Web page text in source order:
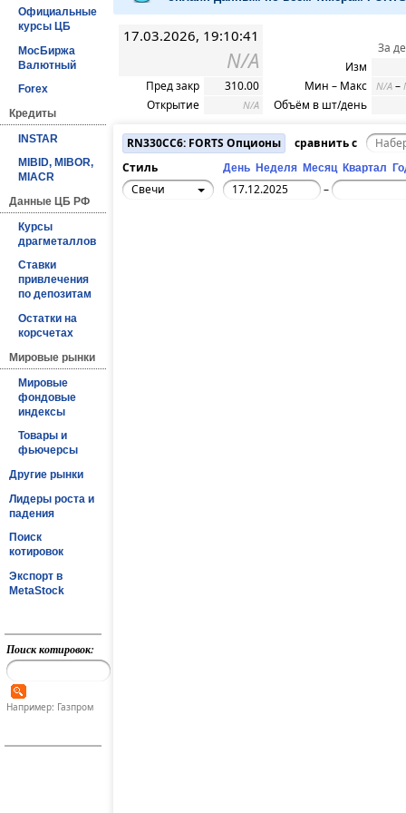
Официальные
курсы ЦБ
МосБиржа
Валютный
Forex
Кредиты
INSTAR
MIBID, MIBOR,
MIACR
Данные ЦБ РФ
Курсы
драгметаллов
Ставки
привлечения
по депозитам
Остатки на
корсчетах
Мировые рынки
Мировые
фондовые
индексы
Товары и
фьючерсы
Другие рынки
Лидеры роста и
падения
Поиск
котировок
Экспорт в
MetaStock
Поиск котировок:
Например: Газпром
17.03.2026, 19:10:41
N/A
Пред закр
310.00
Открытие
N/A
За
Изм
Мин – Макс
N/A –
Объём в шт/день
RN330CC6: FORTS Опционы
сравнить с
Стиль
День Неделя Месяц Квартал
Свечи –